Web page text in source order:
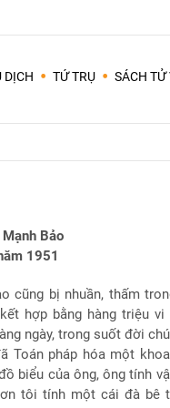
DỊCH TỨ TRỤ SÁCH TỬ
Bảo
1951
cũng bị nhuần, thấm
hợp bằng hàng triệu
ngày, trong suốt đời
Toán pháp hóa một
biểu của ông, ông tính
tôi tính một cái đà bê